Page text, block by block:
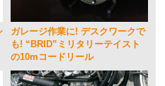
ガレージ作業に! デスクワークで
も! “BRID”ミリタリーテイスト
の10mコードリール